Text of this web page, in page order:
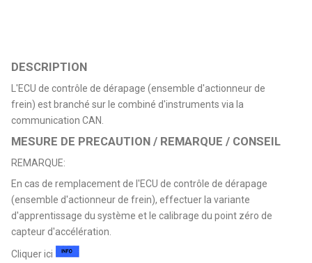
DESCRIPTION
L'ECU de contrôle de dérapage (ensemble d'actionneur de
frein) est branché sur le combiné d'instruments via la
communication CAN.
MESURE DE PRECAUTION / REMARQUE / CONSEIL
REMARQUE:
En cas de remplacement de l'ECU de contrôle de dérapage
(ensemble d'actionneur de frein), effectuer la variante
d'apprentissage du système et le calibrage du point zéro de
capteur d'accélération.
Cliquer ici